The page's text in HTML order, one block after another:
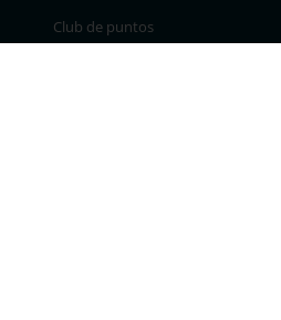
Club de puntos